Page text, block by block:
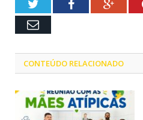
TwitterFacebook
Email
CONTEÚDO RELACIONADO